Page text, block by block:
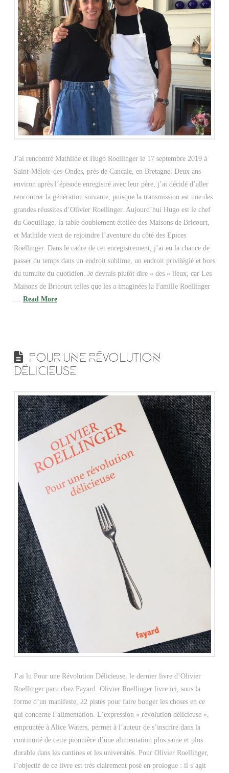
J’ai rencontré Mathilde et Hugo Roellinger le 17 septembre 2019 à
Saint-Méloir-des-Ondes, près de Cancale, en Bretagne. Deux ans
environ après l’épisode enregistré avec leur père, j’ai décidé d’aller
rencontrer la génération suivante, puisque la transmission est une des
grandes réussites d’Olivier Roellinger. Aujourd’hui Hugo est le chef
du Coquillage, la table doublement étoilée des Maisons de Bricourt,
et Mathilde vient de rejoindre l’aventure du côté des Epices
Roellinger. Dans le cadre de cet enregistrement, j’ai eu la chance de
passer du temps dans un endroit sublime, un endroit privilégié et hors
du tumulte du quotidien. Je devrais plutôt dire « des » lieux, car Les
Maisons de Bricourt telles que les a imaginées la Famille Roellinger
Read More
POUR UNE RÉVOLUTION
DÉLICIEUSE
J’ai lu Pour une Révolution Délicieuse, le dernier livre d’Olivier
Roellinger paru chez Fayard. Olivier Roellinger livre ici, sous la
forme d’un manifeste, 22 pistes pour faire bouger les choses en ce
qui concerne l’alimentation. L’expression « révolution délicieuse »,
empruntée à Alice Waters, permet à l’auteur de s’inscrire dans la
continuité de cette pionnière d’une alimentation plus saine et plus
durable dans les cantines et les universités. Pour Olivier Roellinger,
l’objectif de ce livre est très clairement posé en prologue : il s’agit